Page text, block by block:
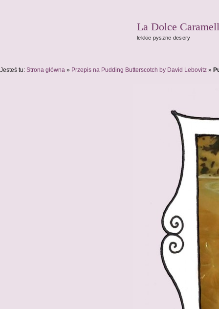
La Dolce
lekkie pyszne desery
Jesteś tu: Strona główna » Przepis na Pudding Butterscotch by David Lebovitz »